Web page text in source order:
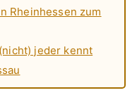
Rheinhessen zum
jeder kennt